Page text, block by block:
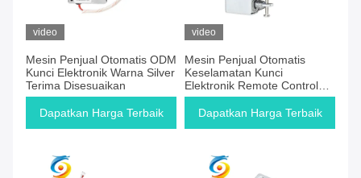
video
Mesin Penjual Otomatis ODM
Kunci Elektronik Warna Silver
Terima Disesuaikan
Dapatkan Harga Terbaik
video
Mesin Penjual Otomatis
Keselamatan Kunci
Elektronik Remote Control
Tahan Guncangan
Dapatkan Harga Terbaik